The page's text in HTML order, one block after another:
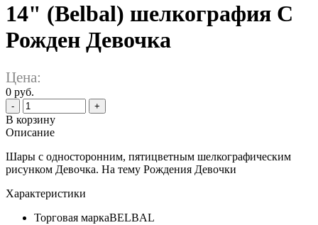
14" (Belbal) шелкография С
Рожден Девочка
Цена:
0 руб.
- +
В корзину
Описание
Шары с односторонним, пятицветным шелкографическим
рисунком Девочка. На тему Рождения Девочки
Характеристики
Торговая маркаBELBAL